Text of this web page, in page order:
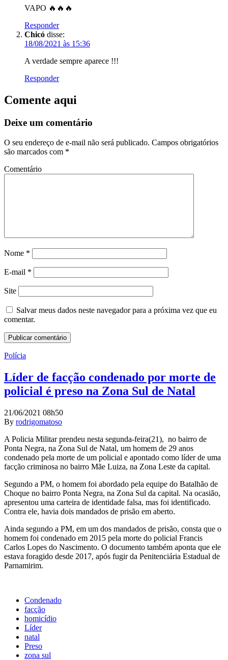
VAPO 🔥🔥🔥
Responder
Chicó disse:
18/08/2021 às 15:36
A verdade sempre aparece !!!
Responder
Comente aqui
Deixe um comentário
O seu endereço de e-mail não será publicado. Campos obrigatórios
são marcados com *
Comentário
Nome *
E-mail *
Site
Salvar meus dados neste navegador para a próxima vez que eu
comentar.
Polícia
Líder de facção condenado por morte de
policial é preso na Zona Sul de Natal
21/06/2021 08h50
By rodrigomatoso
A Policia Militar prendeu nesta segunda-feira(21), no bairro de
Ponta Negra, na Zona Sul de Natal, um homem de 29 anos
condenado pela morte de um policial e apontado como líder de uma
facção criminosa no bairro Mãe Luiza, na Zona Leste da capital.
Segundo a PM, o homem foi abordado pela equipe do Batalhão de
Choque no bairro Ponta Negra, na Zona Sul da capital. Na ocasião,
apresentou uma carteira de identidade falsa, mas foi identificado.
Contra ele, havia dois mandados de prisão em aberto.
Ainda segundo a PM, em um dos mandados de prisão, consta que o
homem foi condenado em 2015 pela morte do policial Francis
Carlos Lopes do Nascimento. O documento também aponta que ele
estava foragido desde 2017, após fugir da Penitenciária Estadual de
Parnamirim.
Condenado
facção
homicídio
Líder
natal
Preso
zona sul